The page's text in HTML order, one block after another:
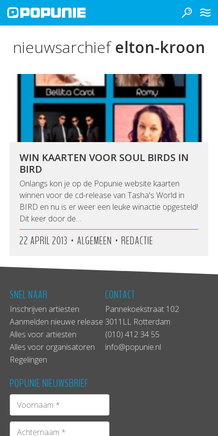
nieuwsarchiefelton-kroon
WIN KAARTEN VOOR SOUL BIRDS IN
BIRD
Onlangs kon je op de Popunie website kaarten
winnen voor de cd-release van Tasha's World in
BIRD en nu is er weer een leuke winactie opgesteld!
Dit keer door de…
22 APRIL 2013 • ALGEMEEN • REDACTIE
SNEL NAAR
Inschrijven artiesten
Aanmelden nieuwe release
Alles voor artiesten
Alles voor organisatoren
Regelingen
CONTACT
Pannekoekstraat 102
3011LL Rotterdam
(010) 412 34 55
info@popunie.nl
POPUNIE NIEUWSBRIEF